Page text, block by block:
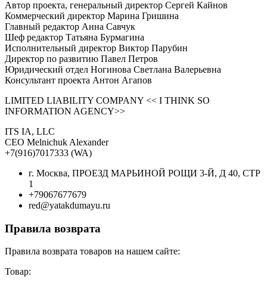
Автор проекта, генеральный директор Сергей Кайнов
Коммерческий директор Марина Гришина
Главный редактор Анна Савчук
Шеф редактор Татьяна Бурмагина
Исполнительный директор Виктор Парубин
Директор по развитию Павел Петров
Юридический отдел Ногинова Светлана Валерьевна
Консультант проекта Антон Агапов
LIMITED LIABILITY COMPANY << I THINK SO
INFORMATION AGENCY>>
ITS IA, LLC
CEO Melnichuk Alexander
+7(916)7017333 (WA)
г. Москва, ПРОЕЗД МАРЬИНОЙ РОЩИ 3-Й, Д 40, СТР
1
+79067677679
red@yatakdumayu.ru
Правила возврата
Правила возврата товаров на нашем сайте:
Товар: